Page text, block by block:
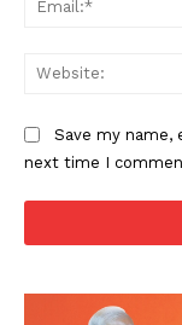
Save my name,
next time I